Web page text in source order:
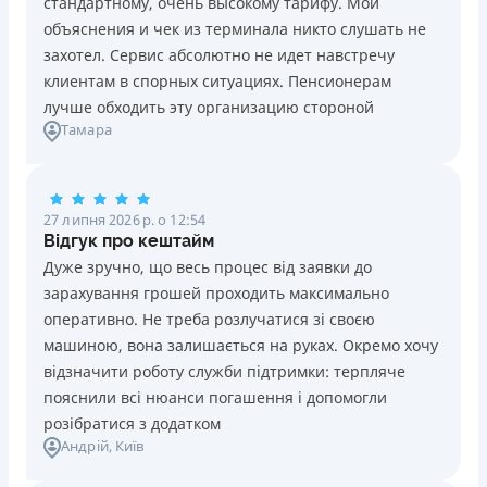
Ліцензія НБУ №10
Вся інформація про кредит
Знижена процентна ставка 0,01% в день для нових
клієнтів на період від 3 до 30 днів (після цього діє
стандартна ставка 1%)
Запитуються лише дані паспорта, ІПН, номер
банківської картки й телефону
Оформляються кредити онлайн 24/7. Розглядаються
кредитною історією
Переказуються гроші на банківську картку відразу
після підписання електронного договору про надання
кредиту
Даруються знижки до -99% постійним клієнтам на
майбутні кредити згідно з програмою лояльності
Програма лояльності для постійних клієнтів
Цілодобова підтримка в Viber, Telegram, Facebook
Недоліки
Нема кредиту для юросіб (ФОП)
объяснения и чек из терминала никто слушать не
захотел. Сервис абсолютно не идет навстречу
клиентам в спорных ситуациях. Пенсионерам
лучше обходить эту организацию стороной
Тамара
27 липня 2026 р. о 12:54
Відгук про кештайм
Дуже зручно, що весь процес від заявки до
зарахування грошей проходить максимально
оперативно. Не треба розлучатися зі своєю
машиною, вона залишається на руках. Окремо хочу
відзначити роботу служби підтримки: терпляче
пояснили всі нюанси погашення і допомогли
розібратися з додатком
Андрій, Київ